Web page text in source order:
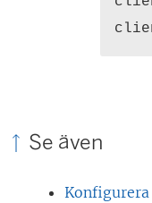
Se även
Konfigurera